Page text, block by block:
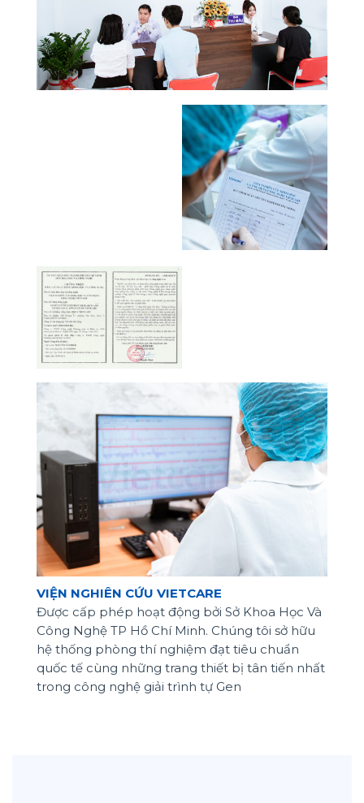
VIỆN NGHIÊN CỨU VIETCARE
Được cấp phép hoạt động bởi Sở Khoa Học Và
Công Nghệ TP Hồ Chí Minh. Chúng tôi sở hữu
hệ thống phòng thí nghiệm đạt tiêu chuẩn
quốc tế cùng những trang thiết bị tân tiến nhất
trong công nghệ giải trình tự Gen